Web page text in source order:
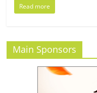
ไชส์,
Read more
Main Sponsors